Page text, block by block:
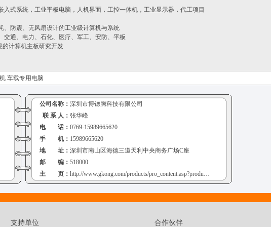
入式系统，工业平板电脑，人机界面，工控一体机，工业显示器，代工项目
、防震、无风扇设计的工业级计算机与系统
交通、电力、石化、医疗、军工、安防、平板
的计算机主板研究开发
车载专用电脑
公司名称： 深圳市博锶腾科技有限公司
联 系 人： 张华峰
电 话： 0769-15989665620
手 机： 15989665620
地 址： 深圳市南山区海德三道天利中央商务广场C座
邮 编： 518000
主 页：
http://www.gkong.com/products/pro_content.asp?products_id=1139906
支持单位 合作伙伴